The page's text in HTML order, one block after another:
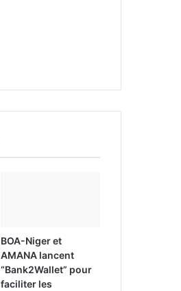
BOA-Niger et
AMANA lancent
“Bank2Wallet” pour
faciliter les